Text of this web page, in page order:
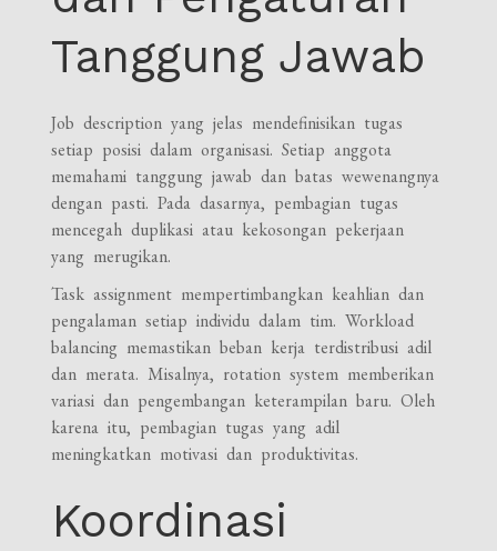
Tanggung Jawab
Job description yang jelas mendefinisikan tugas
setiap posisi dalam organisasi. Setiap anggota
memahami tanggung jawab dan batas wewenangnya
dengan pasti. Pada dasarnya, pembagian tugas
mencegah duplikasi atau kekosongan pekerjaan
yang merugikan.
Task assignment mempertimbangkan keahlian dan
pengalaman setiap individu dalam tim. Workload
balancing memastikan beban kerja terdistribusi adil
dan merata. Misalnya, rotation system memberikan
variasi dan pengembangan keterampilan baru. Oleh
karena itu, pembagian tugas yang adil
meningkatkan motivasi dan produktivitas.
Koordinasi